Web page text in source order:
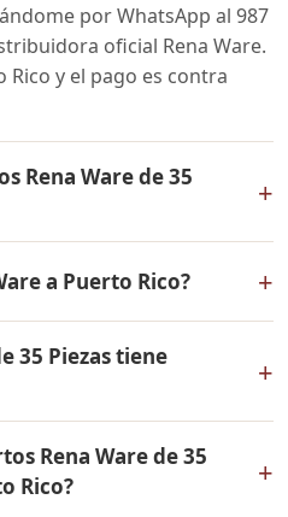
por WhatsApp al 987
oficial Rena Ware.
y el pago es contra
Rena Ware de 35
+
por WhatsApp
promociones disponibles
desde el 10% de inicial.
a Puerto Rico? +
a todo Colombia. El pago
35 Piezas tiene
+
fabricación. Todos los
fabricados en acero
Rena Ware de 35
Rico?
+